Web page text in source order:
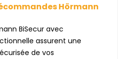
Hörmann
BiSecur avec
assurent une
de vos